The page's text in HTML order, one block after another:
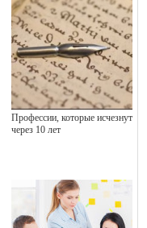
Профессии, которые исчезнут
через 10 лет